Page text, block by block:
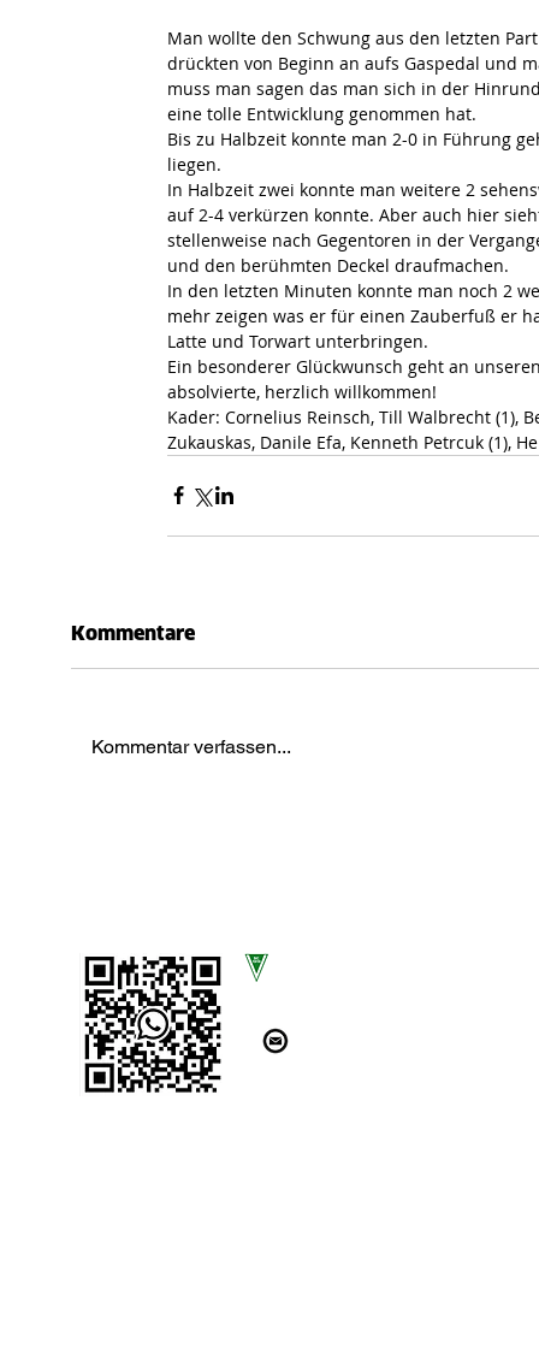
Man wollte den Schwung aus den letzten
drückten von Beginn an aufs Gaspedal und
muss man sagen das man sich in der
eine tolle Entwicklung genommen hat.
Bis zu Halbzeit konnte man 2-0 in Führung
liegen.
In Halbzeit zwei konnte man weitere 2
auf 2-4 verkürzen konnte. Aber auch hier
stellenweise nach Gegentoren in der
und den berühmten Deckel draufmachen.
In den letzten Minuten konnte man noch 2
mehr zeigen was er für einen Zauberfuß er
Latte und Torwart unterbringen.
Ein besonderer Glückwunsch geht an
absolvierte, herzlich willkommen!
Kader: Cornelius Reinsch, Till Walbrecht (1),
Zukauskas, Danile Efa, Kenneth Petrcuk (1),
Kommentare
Kommentar verfassen...